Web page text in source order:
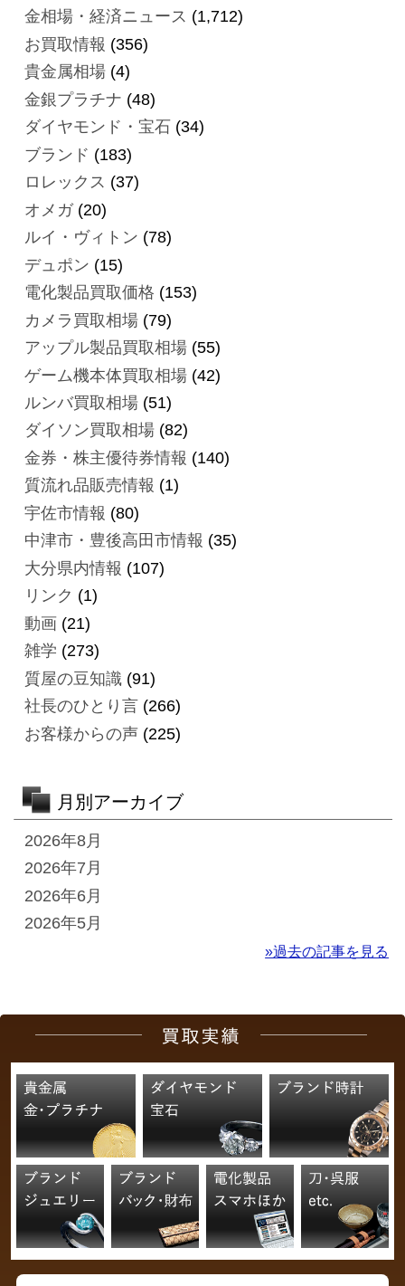
金相場・経済ニュース (1,712)
お買取情報 (356)
貴金属相場(4)
金銀プラチナ (48)
ダイヤモンド・宝石 (34)
ブランド (183)
ロレックス (37)
オメガ(20)
ルイ・ヴィトン (78)
デュポン (15)
電化製品買取価格 (153)
カメラ買取相場(79)
アップル製品買取相場(55)
ゲーム機本体買取相場(42)
ルンバ買取相場(51)
ダイソン買取相場(82)
金券・株主優待券情報 (140)
質流れ品販売情報 (1)
宇佐市情報 (80)
中津市・豊後高田市情報 (35)
大分県内情報 (107)
リンク (1)
動画(21)
雑学 (273)
質屋の豆知識(91)
社長のひとり言(266)
お客様からの声(225)
月別アーカイブ
2026年8月
2026年7月
2026年6月
2026年5月
»過去の記事を見る